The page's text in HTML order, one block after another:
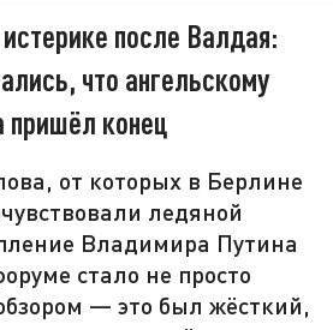
после Валдая:
что ангельскому
пришёл конец
от которых в Берлине
ледяной
Владимира Путина
стало не просто
— это был жёсткий,